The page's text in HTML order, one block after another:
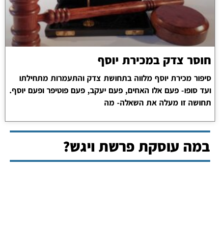
חוסר צדק במכירת יוסף
סיפור מכירת יוסף מלווה בתחושת צדק והתעמרות מתחילתו
ועד סופו- פעם אלו האחים, פעם יעקב, פעם פוטיפר ופעם יוסף.
תחושה זו מעלה את השאלה- מה
במה עוסקת פרשת ויגש?